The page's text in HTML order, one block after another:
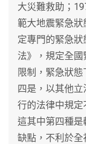
大災難救助；
範大地震緊急狀
定專門的緊急
法》，規定全
限制，緊急狀
四是，以其他
行的法律中規定
這其中第四種是
缺點，不利於